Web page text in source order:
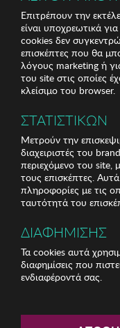
Επιτρέπουν την
είναι υποχρεωτικά
cookies δεν
επισκέπτες που θα
λόγους marketing ή
του site στις οποίες
κλείσιμο του browser.
ΣΤΑΤΙΣΤΙΚΩΝ
Μετρούν την
διαχειριστές του
περιεχόμενο του site,
τους επισκέπτες.
πληροφορίες με τις
ταυτότητά του
ΔΙΑΦΗΜΙΣΗΣ
Τα cookies αυτά
διαφημίσεις που
ενδιαφέροντά σας.